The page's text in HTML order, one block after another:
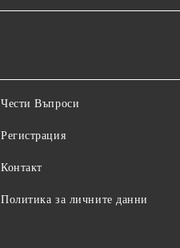
Чести Въпроси
Регистрация
Контакт
Политика за личните данни